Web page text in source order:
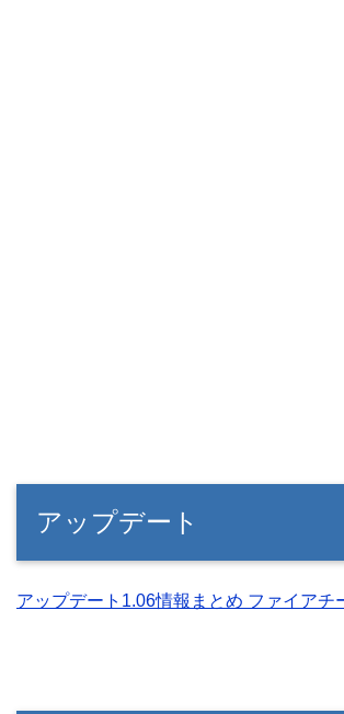
アップデート
アップデート1.06情報まとめ ファイアチ